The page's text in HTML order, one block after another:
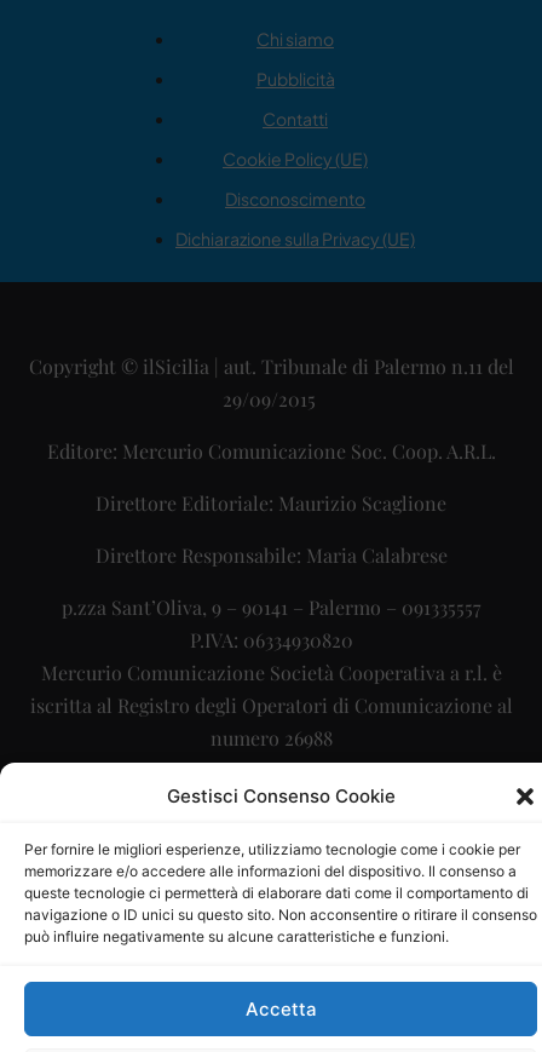
Gestisci Consenso Cookie
Per fornire le migliori esperienze, utilizziamo tecnologie come i cookie per
memorizzare e/o accedere alle informazioni del dispositivo. Il consenso a
queste tecnologie ci permetterà di elaborare dati come il comportamento di
navigazione o ID unici su questo sito. Non acconsentire o ritirare il consenso
può influire negativamente su alcune caratteristiche e funzioni.
Accetta
Chi siamo
Pubblicità
Contatti
Cookie Policy (UE)
Disconoscimento
Dichiarazione sulla Privacy (UE)
Copyright © ilSicilia | aut. Tribunale di Palermo n.11 del
29/09/2015
Editore: Mercurio Comunicazione Soc. Coop. A.R.L.
Direttore Editoriale: Maurizio Scaglione
Direttore Responsabile: Maria Calabrese
p.zza Sant’Oliva, 9 – 90141 – Palermo – 091335557
P.IVA: 06334930820
Mercurio Comunicazione Società Cooperativa a r.l. è
iscritta al Registro degli Operatori di Comunicazione al
numero 26988
Sito gestito daLa Digitale srl–info@ladigitale.it